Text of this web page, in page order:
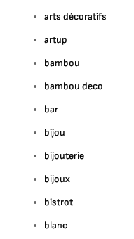
arts décoratifs
artup
bambou
bambou deco
bar
bijou
bijouterie
bijoux
bistrot
blanc